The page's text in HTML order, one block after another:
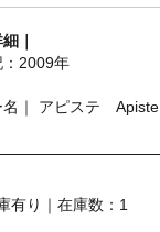
｜
2009年
名｜ アピステ Apiste
有り｜在庫数：1